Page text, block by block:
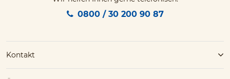
0800 / 30 200 90 87
Kontakt